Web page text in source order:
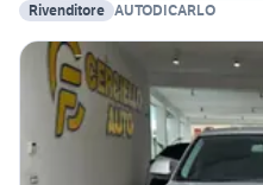
Rivenditore AUTODICARLO